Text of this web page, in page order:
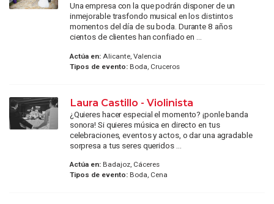
Una empresa con la que podrán disponer de un
inmejorable trasfondo musical en los distintos
momentos del día de su boda. Durante 8 años
cientos de clientes han confiado en ...
Actúa en:Alicante, Valencia
Tipos de evento:Boda, Cruceros
Laura Castillo - Violinista
¿Quieres hacer especial el momento? ¡ponle banda
sonora! Si quieres música en directo en tus
celebraciones, eventos y actos, o dar una agradable
sorpresa a tus seres queridos ...
Actúa en:Badajoz, Cáceres
Tipos de evento:Boda, Cena